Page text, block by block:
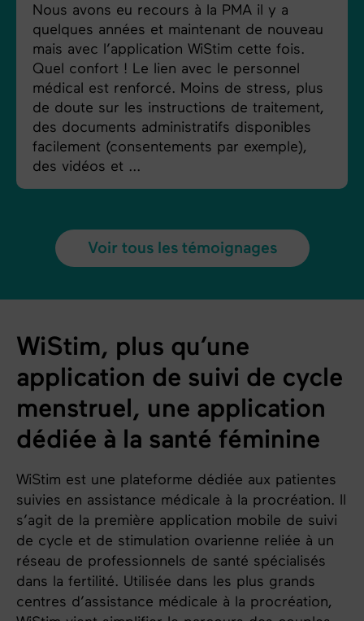
Nous avons eu recours à la PMA il y a
quelques années et maintenant de nouveau
mais avec l’application WiStim cette fois.
Quel confort ! Le lien avec le personnel
médical est renforcé. Moins de stress, plus
de doute sur les instructions de traitement,
des documents administratifs disponibles
facilement (consentements par exemple),
des vidéos et ...
Voir tous les témoignages
WiStim, plus qu’une
application de suivi de cycle
menstruel, une application
dédiée à la santé féminine
WiStim est une plateforme dédiée aux patientes
suivies en assistance médicale à la procréation. Il
s’agit de la première application mobile de suivi
de cycle et de stimulation ovarienne reliée à un
réseau de professionnels de santé spécialisés
dans la fertilité. Utilisée dans les plus grands
centres d’assistance médicale à la procréation,